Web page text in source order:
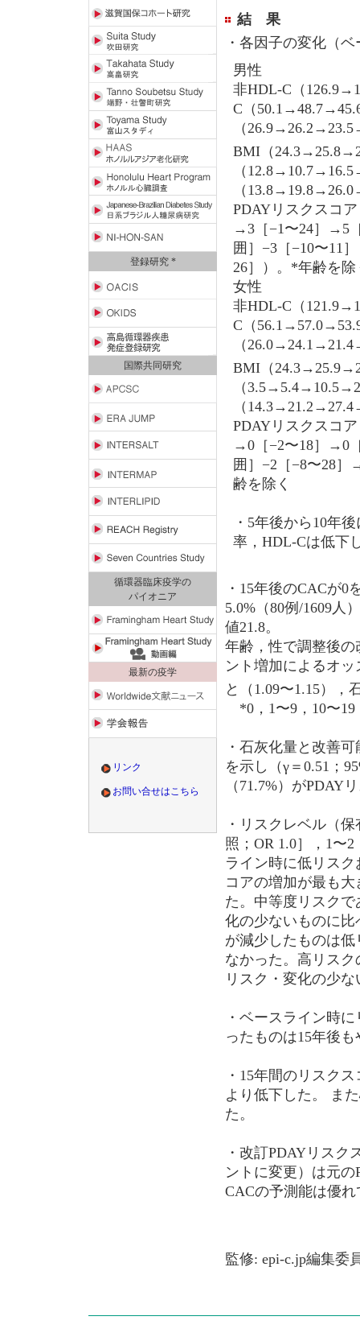
登録研究 *
国際共同研究
循環器臨床疫学の
パイオニア
最新の疫学
リンク
お問い合せはこちら
結 果
・各因子の変化（
男性
非HDL-C（
C（
（
BMI（
（
（
PDAYリスクスコ
→3［−1〜24］→5
囲］−3［−10〜11
26］）。*年齢を除
女性
非HDL-C（
C（
（
BMI（
（
（
PDAYリスクスコ
→0［−2〜18］→0
囲］−2［−8〜28
齢を除く
・5年後から10年
率，HDL-Cは低下
・15年後のCACが0
5.0%（80例/1609人
値21.8。
年齢，性で調整後
ント増加によるオ
と（1.09〜1.15），
*0，1〜9，10〜19
・石灰化量と改善
を示し（γ＝0.51；
（71.7%）がPDAY
・リスクレベル（
照；OR 1.0］，1〜
ライン時に低リス
コアの増加が最も
た。中等度リスク
化の少ないものに
が減少したものは
なかった。高リス
リスク・変化の少
・ベースライン時
ったものは15年後
・15年間のリスク
より低下した。 ま
た。
・改訂PDAYリスク
ントに変更）は元の
CACの予測能は優
監修: epi-c.jp編集